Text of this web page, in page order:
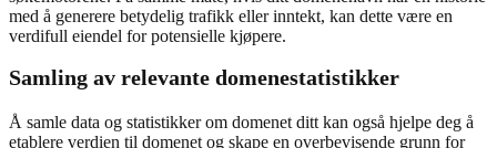
med å generere betydelig trafikk eller inntekt, kan dette være en
verdifull eiendel for potensielle kjøpere.
Samling av relevante domenestatistikker
Å samle data og statistikker om domenet ditt kan også hjelpe deg å
etablere verdien til domenet og skape en overbevisende grunn for